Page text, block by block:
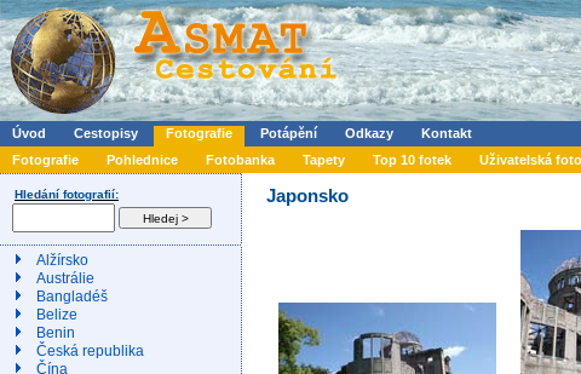
Úvod Cestopisy Fotografie Potápění Odkazy
Kontakt
Fotografie
Pohlednice Fotobanka Tapety Top 10 fotek Uživatelská
Hledání fotografií:
Alžírsko
Austrálie
Bangladéš
Belize
Benin
Česká republika
Čína
Japonsko